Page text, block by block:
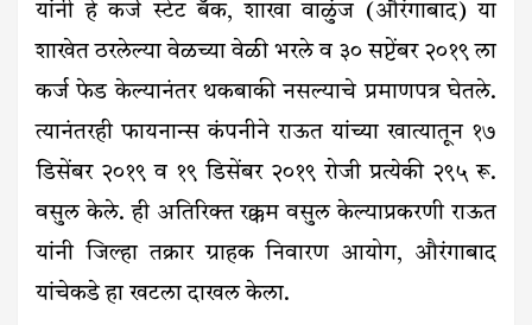
यांनी हे कर्ज स्टेट बँक, शाखा वाळुंज (औरंगाबाद) या
शाखेत ठरलेल्या वेळच्या वेळी भरले व ३० सप्टेंबर २०१९ ला
कर्ज फेड केल्यानंतर थकबाकी नसल्याचे प्रमाणपत्र घेतले.
त्यानंतरही फायनान्स कंपनीने राऊत यांच्या खात्यातून १७
डिसेंबर २०१९ व १९ डिसेंबर २०१९ रोजी प्रत्येकी २९५ रू.
वसुल केले. ही अतिरिक्त रक्कम वसुल केल्याप्रकरणी राऊत
यांनी जिल्हा तक्रार ग्राहक निवारण आयोग, औरंगाबाद
यांचेकडे हा खटला दाखल केला.